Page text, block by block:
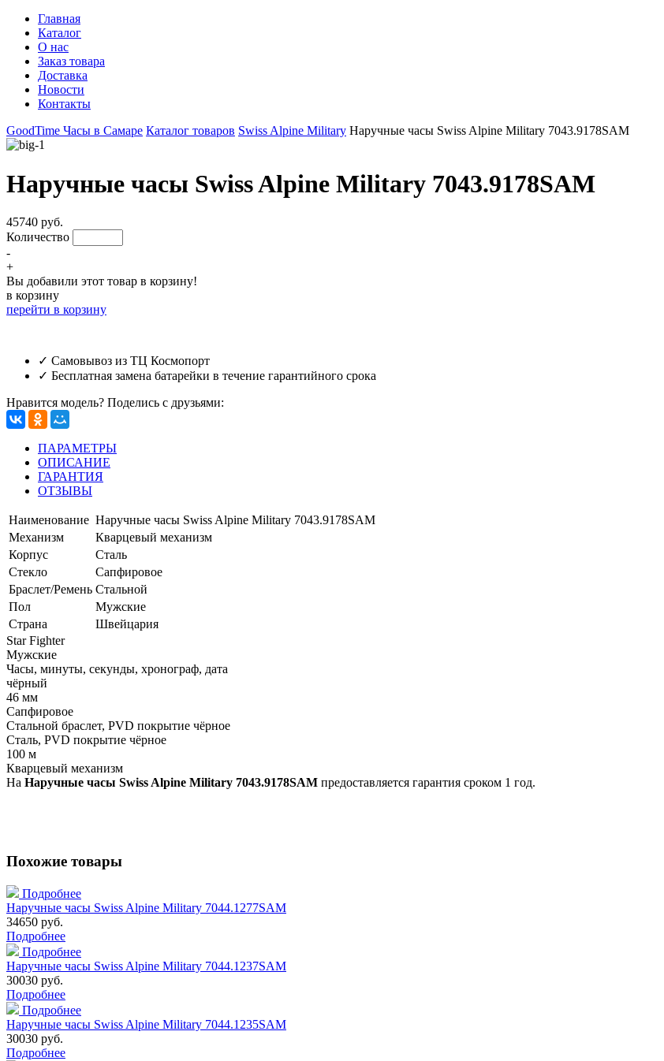
Главная
Каталог
О нас
Заказ товара
Доставка
Новости
Контакты
GoodTime Часы в Самаре Каталог товаров Swiss Alpine Military Наручные часы Swiss Alpine Military 7043.9178SAM
Наручные часы Swiss Alpine Military 7043.9178SAM
45740 руб.
Количество
-
+
Вы добавили этот товар в корзину!
в корзину
перейти в корзину
✓ Самовывоз из ТЦ Космопорт
✓ Бесплатная замена батарейки в течение гарантийного срока
Нравится модель? Поделись с друзьями:
ПАРАМЕТРЫ
ОПИСАНИЕ
ГАРАНТИЯ
ОТЗЫВЫ
Наименование Наручные часы Swiss Alpine Military 7043.9178SAM
Механизм
Кварцевый механизм
Корпус
Сталь
Стекло
Сапфировое
Браслет/Ремень Стальной
Пол
Мужские
Страна
Швейцария
Star Fighter
Мужские
Часы, минуты, секунды, хронограф, дата
чёрный
46 мм
Cапфировое
Стальной браслет, PVD покрытие чёрное
Cталь, PVD покрытие чёрное
100 м
Кварцевый механизм
На Наручные часы Swiss Alpine Military 7043.9178SAM предоставляется гарантия сроком 1 год.
Похожие товары
Подробнее
Наручные часы Swiss Alpine Military 7044.1277SAM
34650 руб.
Подробнее
Подробнее
Наручные часы Swiss Alpine Military 7044.1237SAM
30030 руб.
Подробнее
Подробнее
Наручные часы Swiss Alpine Military 7044.1235SAM
30030 руб.
Подробнее